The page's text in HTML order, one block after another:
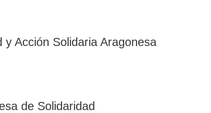
Acción Solidaria Aragonesa
de Solidaridad